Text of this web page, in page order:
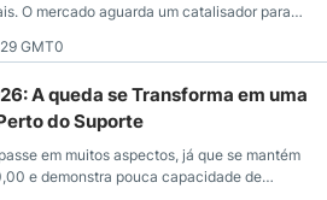
O mercado aguarda um catalisador para
GMT0
A queda se Transforma em uma
do Suporte
em muitos aspectos, já que se mantém
e demonstra pouca capacidade de